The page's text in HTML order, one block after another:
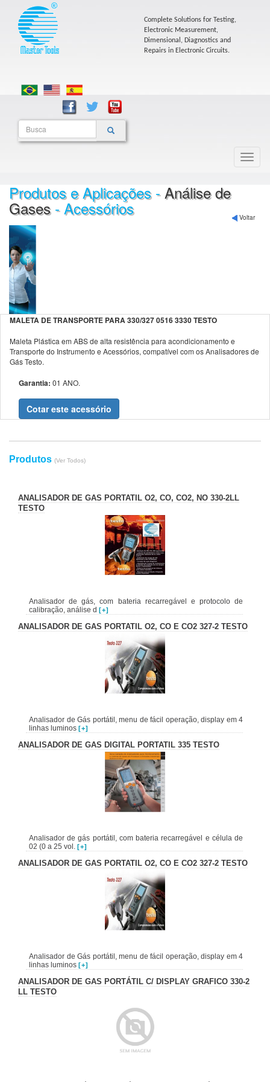
Complete Solutions for Testing,
Electronic Measurement,
Dimensional, Diagnostics and
Repairs in Electronic Circuits.
Produtos e Aplicações -Análise de
Gases- Acessórios Voltar
MALETA DE TRANSPORTE PARA 330/327 0516 3330 TESTO
Maleta Plástica em ABS de alta resistência para acondicionamento e
Transporte do Instrumento e Acessórios, compatível com os Analisadores de
Gás Testo.
Garantia: 01 ANO.
Cotar este acessório
Produtos (Ver Todos)
ANALISADOR DE GAS PORTATIL O2, CO, CO2, NO 330-2LL
TESTO
Analisador de gás, com bateria recarregável e protocolo de
calibração, análise d [+]
ANALISADOR DE GAS PORTATIL O2, CO E CO2 327-2 TESTO
Analisador de Gás portátil, menu de fácil operação, display em 4
linhas luminos [+]
ANALISADOR DE GAS DIGITAL PORTATIL 335 TESTO
Analisador de gás portátil, com bateria recarregável e célula de
02 (0 a 25 vol. [+]
ANALISADOR DE GAS PORTATIL O2, CO E CO2 327-2 TESTO
Analisador de Gás portátil, menu de fácil operação, display em 4
linhas luminos [+]
ANALISADOR DE GAS PORTÁTIL C/ DISPLAY GRAFICO 330-2
LL TESTO